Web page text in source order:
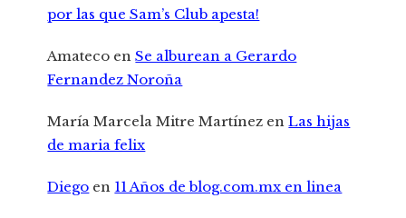
por las que Sam’s Club apesta!
Amateco enSe alburean a Gerardo
Fernandez Noroña
María Marcela Mitre Martínez enLas hijas
de maria felix
Diego en 11 Años de blog.com.mx en linea